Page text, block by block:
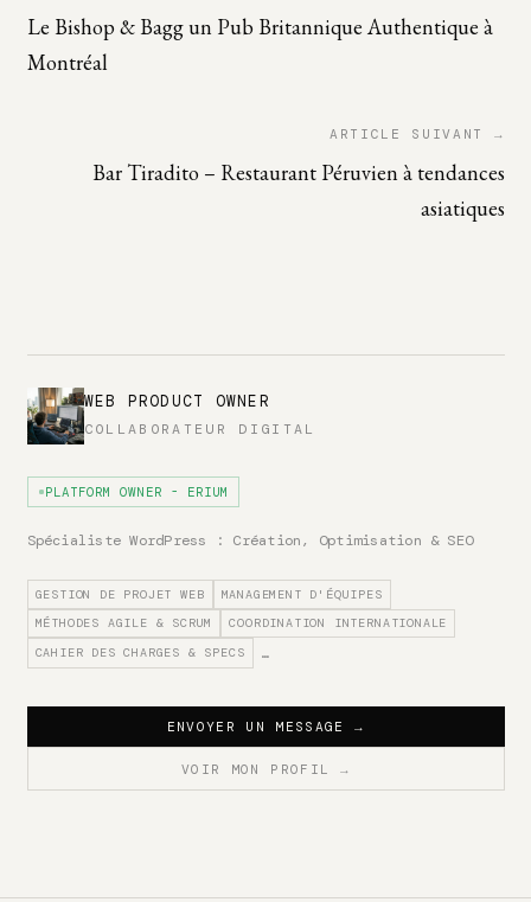
Le Bishop & Bagg un Pub Britannique Authentique à
Montréal
ARTICLE SUIVANT →
Bar Tiradito – Restaurant Péruvien à tendances
asiatiques
WEB PRODUCT OWNER
COLLABORATEUR DIGITAL
PLATFORM OWNER - ERIUM
Spécialiste WordPress : Création, Optimisation & SEO
GESTION DE PROJET WEB
MANAGEMENT D'ÉQUIPES
MÉTHODES AGILE & SCRUM
COORDINATION INTERNATIONALE
CAHIER DES CHARGES & SPECS
…
ENVOYER UN MESSAGE→
VOIR MON PROFIL →